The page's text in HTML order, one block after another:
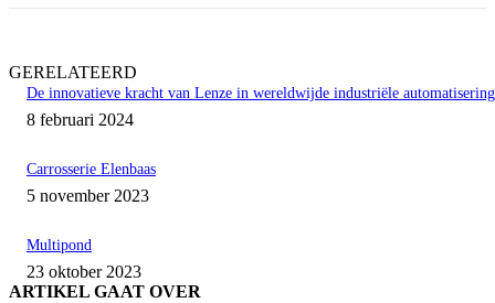
GERELATEERD
De innovatieve kracht van Lenze in wereldwijde industriële automatisering
8 februari 2024
Carrosserie Elenbaas
5 november 2023
Multipond
23 oktober 2023
ARTIKEL GAAT OVER